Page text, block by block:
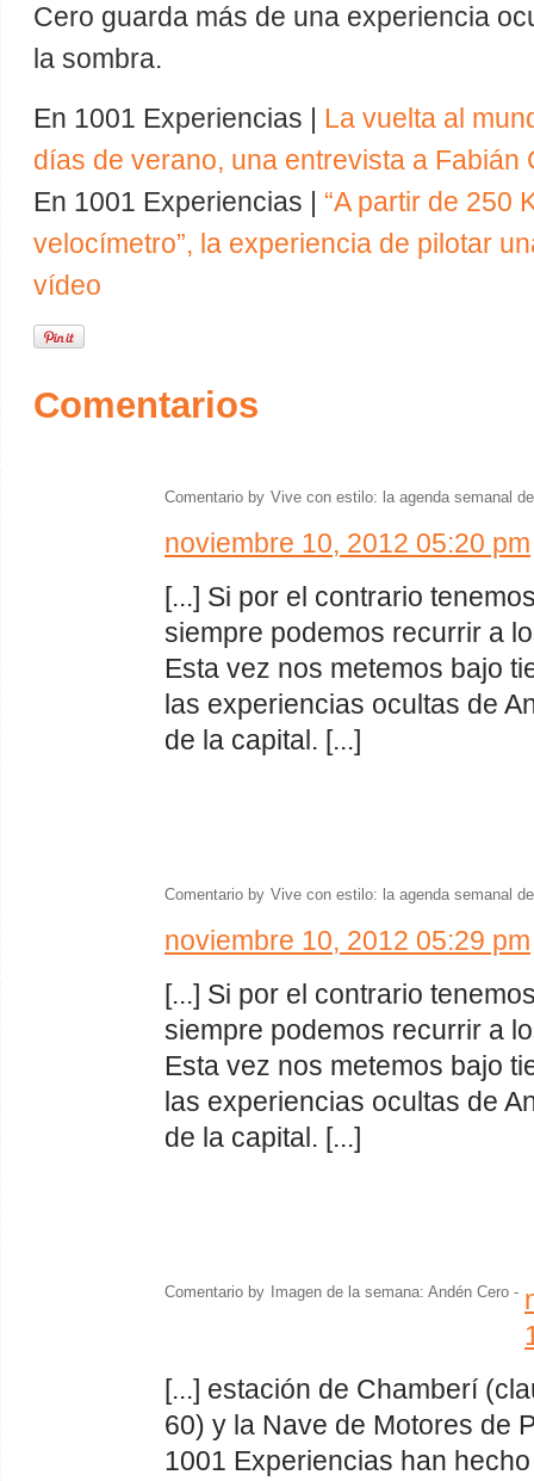
Cero guarda más de una experiencia
la sombra.
En 1001 Experiencias | La vuelta al
días de verano, una entrevista a Fabián
En 1001 Experiencias | “A partir de 250
velocímetro”, la experiencia de pilotar
vídeo
Comentarios
Comentario by Vive con estilo: la agenda semanal
noviembre 10, 2012 05:20 pm
[...] Si por el contrario
siempre podemos recurrir a
Esta vez nos metemos bajo
las experiencias ocultas de
de la capital. [...]
Comentario by Vive con estilo: la agenda semanal
noviembre 10, 2012 05:29 pm
[...] Si por el contrario
siempre podemos recurrir a
Esta vez nos metemos bajo
las experiencias ocultas de
de la capital. [...]
Comentario by Imagen de la semana: Andén Cero -
[...] estación de Chamberí
60) y la Nave de Motores de
1001 Experiencias han